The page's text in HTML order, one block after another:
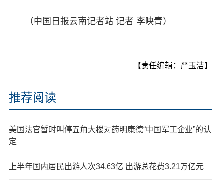
（中国日报云南记者站 记者 李映青）
【责任编辑：严玉洁】
推荐阅读
美国法官暂时叫停五角大楼对药明康德“中国军工企业”的认
定
上半年国内居民出游人次34.63亿 出游总花费3.21万亿元